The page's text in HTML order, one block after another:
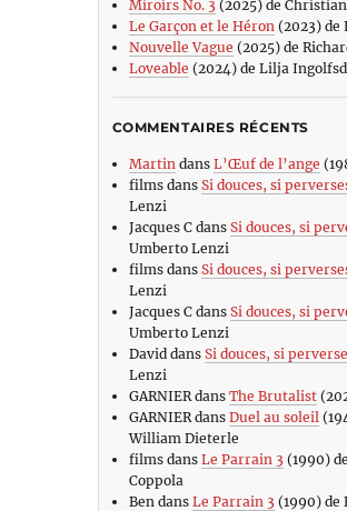
Miroirs No. 3 (2025) de
Le Garçon et le Héron(2023) de
Nouvelle Vague (2025) de
Loveable (2024) de Lilja
COMMENTAIRES RÉCENTS
Martin dans L’Œuf de l’ange
filmsdans Si douces, si
Lenzi
Jacques Cdans Si douces, si
Umberto Lenzi
filmsdans Si douces, si
Lenzi
Jacques Cdans Si douces, si
Umberto Lenzi
David dans Si douces, si
Lenzi
GARNIERdans The Brutalist
GARNIERdans Duel au soleil
William Dieterle
filmsdans Le Parrain 3 (1990)
Coppola
Ben dans Le Parrain 3 (1990) de